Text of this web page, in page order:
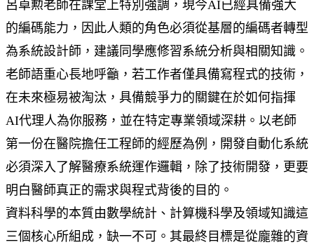
呂卓勲老師在課堂上特別強調，現今AI已經具備強大
的編碼能力，因此人類的角色必須從基層的編碼者轉型
為系統設計師，建議同學應修習系統分析與相關知識。
老師語重心長地呼籲，若工作者僅具備寫程式的技術，
在未來極易被淘汰，具備競爭力的關鍵在於如何指揮
AI代理人為你服務，並在特定專業領域深耕。以老師
第一份在醫院擔任工程師的經歷為例，開發自動化系統
必須深入了解醫療系統運作邏輯，除了技術開發，更要
明白醫師真正的需求與程式背後的目的。
資料科學的本質由數學統計、計算機科學及領域知識這
三個核心所組成，缺一不可。其最終目標是從龐雜的資